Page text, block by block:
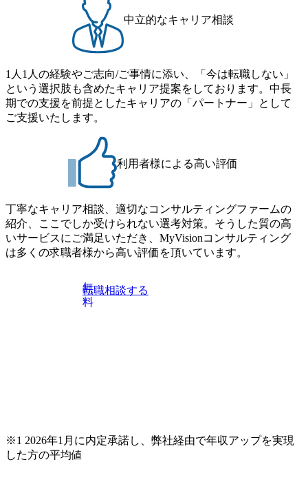
事例などを基に企業の構造改革と社会価値の創造の取り組
みを行うプロフェッショナルチームです。 今回1day選考対
象となるポジションは下記となります。 ・コンサルタント
(調達改革・設備O&M)【SCS SU】 ・コンサルタント(ECM/
流改革/需給プロセス改革)【SSC SU】 ・SCM/ECMデータ・
プロセス分析・AI活用_Sustainable SCM Strategy Unit(Strategy
Consultant職)≪東京・大阪≫ ・コンサルタント(SCS SUオー
プンポジション)【SCS SU】 ※当日は全体での会社説明な
どはなく、個別選考のみの実施を予定しています ※1名あた
りの拘束時間は1時間～最大2時間半程度を想定しています
※1次面接と最終面接の間をなるべく空けないよう調整して
おりますが、調整が叶わないケースもございます オンライ
ン 書類選考通過者
にはWebテストを8月20日までに受験いただきます ・8月21
日までにプログラム参加者をご案内します ・初回プログラ
ム : 8月29日(土)10:00～13:30 @ベイン東京オフィス(六本木)
・プログラム期間中はコンサルタントとの食事会、プロジ
ェクトのご紹介、ケースワークショップなどを実施します
・10月17日(土)開催の選考会にて採用面接を実施する予定で
す ※ご都合が合わない方は別途調整いたします 初回プロ
ラインまたはオフラインの実施 ※東京オフィスのみのご応
募となります。他オフィス希望を含めたご応募はお受けい
たしかねますのでご了承ください ● フルタイムでの職務経
歴を2年以上お持ちの方で、東京オフィスのコンサルタント
ポジションに応募意思がある方 ● 英語・日本語ともにビジ
ネスレベルの方 ※日本語が母国語でない方は日本語能力
試験N1またはそれ相当の上級レベルの日本語力(会話・読解
力)
中立的なキャリア相談
1人1人の経験やご志向/ご事情に添い、「今は転職しない」
という選択肢も含めたキャリア提案をしております。中長
期での支援を前提としたキャリアの「パートナー」として
ご支援いたします。
利用者様による高い評価
丁寧なキャリア相談、適切なコンサルティングファームの
紹介、ここでしか受けられない選考対策。そうした質の高
いサービスにご満足いただき、MyVisionコンサルティング
は多くの求職者様から高い評価を頂いています。
無
料
転職相談する
※1 2026年1月に内定承諾し、弊社経由で年収アップを実現
した方の平均値